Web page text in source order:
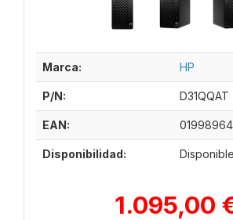
Marca: HP
P/N: D31QQAT
EAN:
Disponibilidad: Disponible
1.095,00